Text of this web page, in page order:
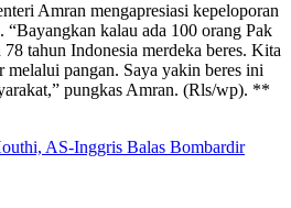
Amran mengapresiasi kepeloporan
kalau ada 100 orang Pak
tahun Indonesia merdeka beres. Kita
melalui pangan. Saya yakin beres ini
pungkas Amran. (Rls/wp). **
AS-Inggris Balas Bombardir